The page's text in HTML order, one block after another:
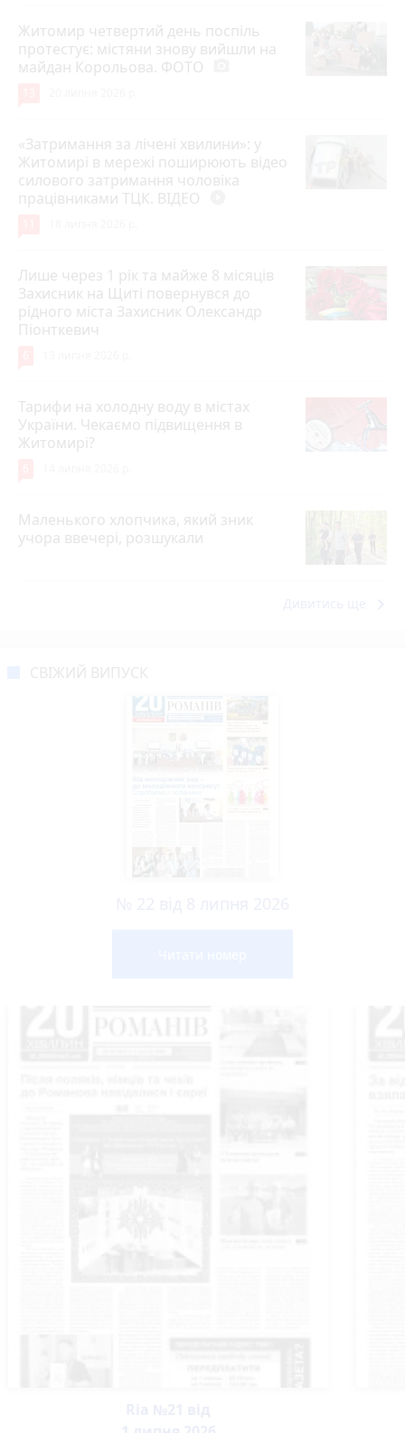
Житомир четвертий день поспіль
протестує: містяни знову вийшли на
майдан Корольова. ФОТО
«Затримання за лічені хвилини»: у
Житомирі в мережі поширюють відео
силового затримання чоловіка
працівниками ТЦК. ВІДЕО
Лише через 1 рік та майже 8 місяців
Захисник на Щиті повернувся до
рідного міста Захисник Олександр
Піонткевич
Тарифи на холодну воду в містах
України. Чекаємо підвищення в
Житомирі?
Маленького хлопчика, який зник
учора ввечері, розшукали